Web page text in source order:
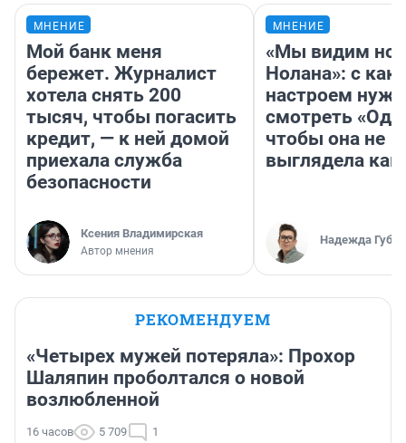
МНЕНИЕ
Мой банк меня
бережет. Журналист
хотела снять 200
тысяч, чтобы погасить
кредит, — к ней домой
приехала служба
безопасности
Ксения Владимирская
Автор мнения
МНЕНИЕ
«Мы видим
Нолана»: с
настроем
смотреть
чтобы она не
выглядела как
Надежда
РЕКОМЕНДУЕМ
«Четырех мужей потеряла»: Прохор
Шаляпин проболтался о новой
возлюбленной
16 часов 5 709 1